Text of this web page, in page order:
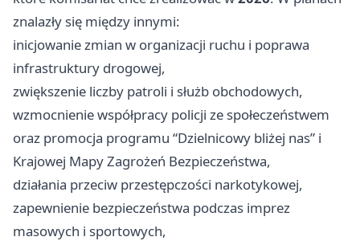
znalazły się między innymi:
inicjowanie zmian w organizacji ruchu i poprawa
infrastruktury drogowej,
zwiększenie liczby patroli i służb obchodowych,
wzmocnienie współpracy policji ze społeczeństwem
oraz promocja programu “Dzielnicowy bliżej nas” i
Krajowej Mapy Zagrożeń Bezpieczeństwa,
działania przeciw przestępczości narkotykowej,
zapewnienie bezpieczeństwa podczas imprez
masowych i sportowych,